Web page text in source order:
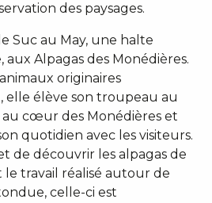
des paysages.
Suc au May, une halte
aux Alpagas des Monédières.
originaires
elle élève son troupeau au
cœur des Monédières et
quotidien avec les visiteurs.
de découvrir les alpagas de
le travail réalisé autour de
celle-ci est